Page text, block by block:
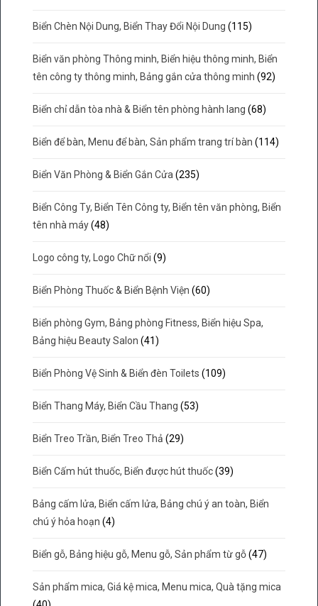
Biển Chèn Nội Dung, Biển Thay Đổi Nội Dung (115)
Biển văn phòng Thông minh, Biển hiệu thông minh, Biển
tên công ty thông minh, Bảng gắn cửa thông minh (92)
Biển chỉ dẫn tòa nhà & Biển tên phòng hành lang (68)
Biển để bàn, Menu để bàn, Sản phẩm trang trí bàn (114)
Biển Văn Phòng & Biển Gắn Cửa (235)
Biển Công Ty, Biển Tên Công ty, Biển tên văn phòng, Biển
tên nhà máy (48)
Logo công ty, Logo Chữ nổi (9)
Biển Phòng Thuốc & Biển Bệnh Viện (60)
Biển phòng Gym, Bảng phòng Fitness, Biển hiệu Spa,
Bảng hiệu Beauty Salon (41)
Biển Phòng Vệ Sinh & Biển đèn Toilets (109)
Biển Thang Máy, Biển Cầu Thang (53)
Biển Treo Trần, Biển Treo Thả (29)
Biển Cấm hút thuốc, Biển được hút thuốc (39)
Bảng cấm lửa, Biển cấm lửa, Bảng chú ý an toàn, Biển
chú ý hỏa hoạn (4)
Biển gỗ, Bảng hiệu gỗ, Menu gỗ, Sản phẩm từ gỗ (47)
Sản phẩm mica, Giá kệ mica, Menu mica, Quà tặng mica